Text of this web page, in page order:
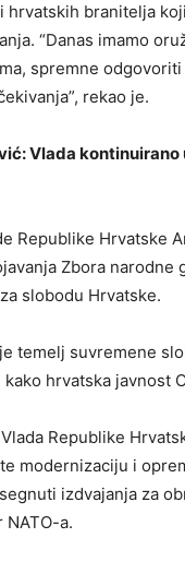
hrvatskih branitelja
“Danas imamo
spremne
rekao je.
Vlada
Republike Hrvatske
Zbora narodne
slobodu Hrvatske.
temelj suvremene
hrvatska javnost
Republike
modernizaciju i
izdvajanja za
NATO-a.